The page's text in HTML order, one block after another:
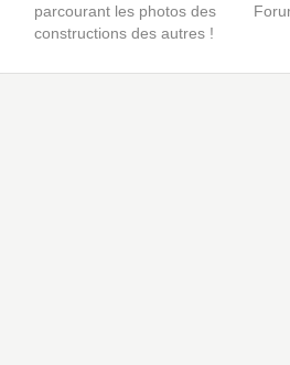
parcourant les photos des
constructions des autres !